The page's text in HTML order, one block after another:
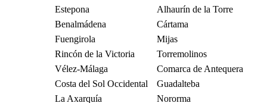
Estepona
Alhaurín de la Torre
Benalmádena
Cártama
Fuengirola
Mijas
Rincón de la Victoria
Torremolinos
Vélez-Málaga
Comarca de Antequera
Costa del Sol Occidental
Guadalteba
La Axarquía
Nororma